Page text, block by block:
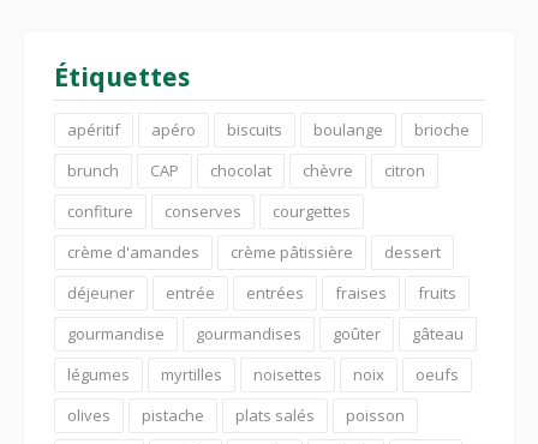
Étiquettes
apéritif apéro biscuits boulange
brioche
brunch
CAP chocolat chèvre
citron
confiture
conserves
courgettes
crème d'amandes
crème pâtissière
dessert
déjeuner
entrée entrées fraises
fruits
gourmandise
gourmandises goûter
gâteau
légumes
myrtilles noisettes noix
oeufs
olives
pistache plats salés
poisson